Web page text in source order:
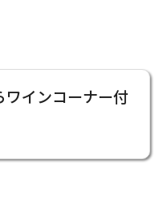
インコーナー付